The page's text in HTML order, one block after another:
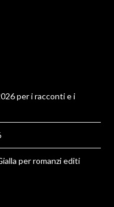
per i racconti e i
per romanzi editi